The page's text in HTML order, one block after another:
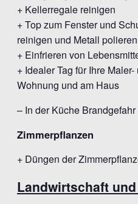
+ Kellerregale reinigen
+ Top zum Fenster und
reinigen und Metall polieren
+ Einfrieren von
+ Idealer Tag für Ihre
Wohnung und am Haus
– In der Küche
Zimmerpflanzen
+ Düngen der
Landwirtschaft